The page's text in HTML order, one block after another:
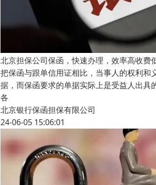
北京担保公司保函，快速办理，效率高收费
把保函与跟单信用证相比，当事人的权利
据，而保函要求的单据实际上是受益人出
各
北京银行保函担保有限公司
24-06-05 15:06:01